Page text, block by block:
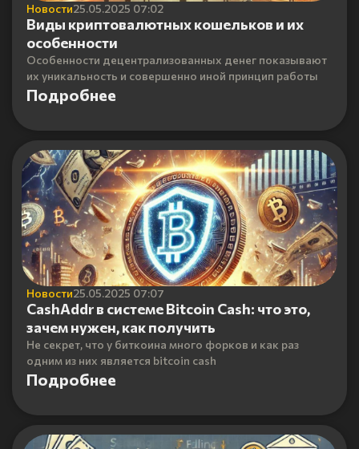
Новости25.05.2025 07:02
Виды криптовалютных кошельков и их
особенности
Особенности децентрализованных денег показывают
их уникальность и совершенно иной принцип работы
Подробнее
Новости25.05.2025 07:07
CashAddr в системе Bitcoin Cash: что это,
зачем нужен, как получить
Не секрет, что у биткоина много форков и как раз
одним из них является bitcoin cash
Подробнее